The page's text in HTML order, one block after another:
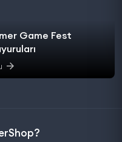
Game Fest